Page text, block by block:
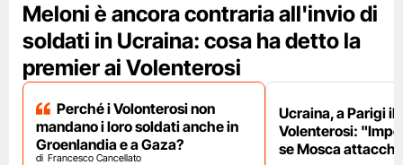
Meloni è ancora contraria all'invio di
soldati in Ucraina: cosa ha detto la
premier ai Volenterosi
Perché i Volonterosi non
mandano i loro soldati anche in
Groenlandia e a Gaza?
Francesco Cancellato
Ucraina, a Parigi il
Volenterosi:
se Mosca